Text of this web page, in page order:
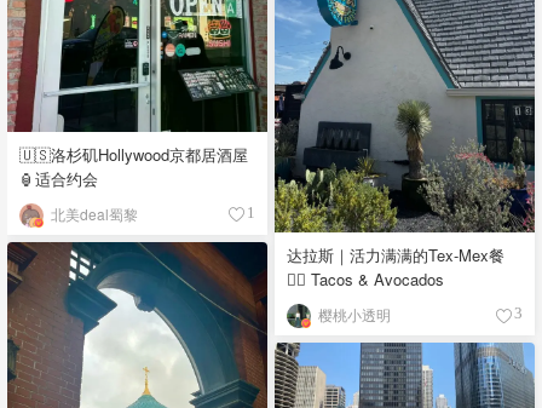
🇺🇸洛杉矶Hollywood京都居酒屋
🏮适合约会
北美deal蜀黎 1
达拉斯｜活力满满的Tex-Mex餐
👉🏼 Tacos & Avocados
樱桃小透明 3